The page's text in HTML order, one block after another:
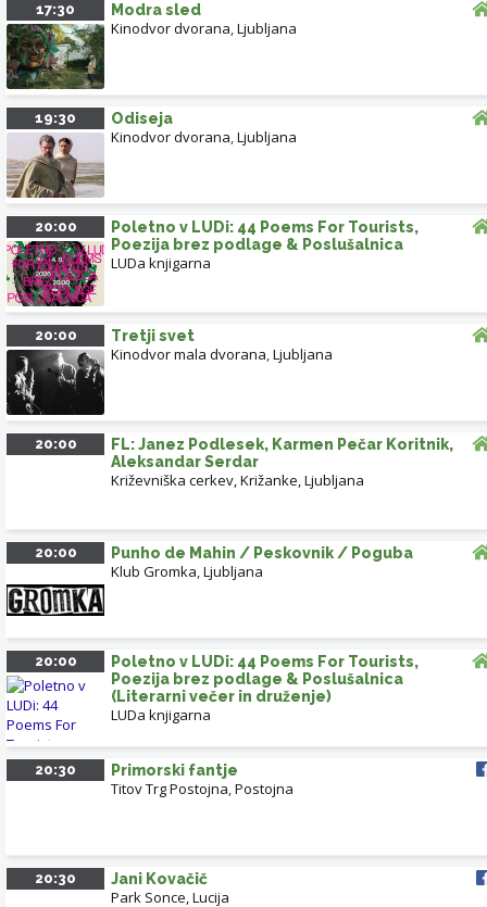
17:30 Modra sled
Kinodvor dvorana,Ljubljana
19:30 Odiseja
Kinodvor dvorana,Ljubljana
20:00
Poletno v LUDi: 44 Poems For Tourists,
Poezija brez podlage & Poslušalnica
LUDa knjigarna
20:00 Tretji svet
Kinodvor mala dvorana,Ljubljana
20:00
FL: Janez Podlesek, Karmen Pečar Koritnik,
Aleksandar Serdar
Križevniška cerkev, Križanke, Ljubljana
20:00 Punho de Mahin / Peskovnik / Poguba
Klub Gromka,Ljubljana
20:00
Poletno v LUDi: 44 Poems For Tourists,
Poezija brez podlage & Poslušalnica
(Literarni večer in druženje)
LUDa knjigarna
20:30 Primorski fantje
Titov Trg Postojna,Postojna
20:30 Jani Kovačič
Park Sonce, Lucija